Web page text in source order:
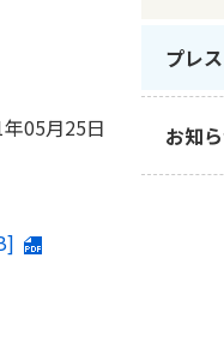
05月25日
プレ
お知